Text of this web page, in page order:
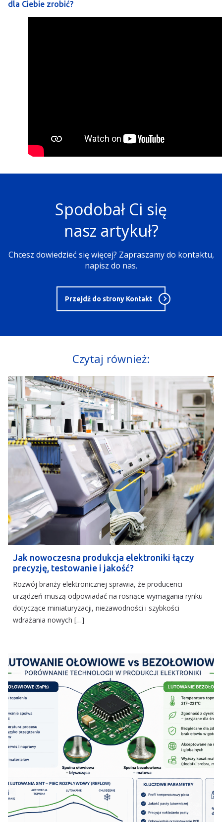
dla Ciebie zrobić?
Spodobał Ci się
nasz artykuł?
Chcesz dowiedzieć się więcej? Zapraszamy do kontaktu,
napisz do nas.
Przejdź do strony Kontakt
Czytaj również:
Jak nowoczesna produkcja elektroniki łączy
precyzję, testowanie i jakość?
Rozwój branży elektronicznej sprawia, że producenci
urządzeń muszą odpowiadać na rosnące wymagania rynku
dotyczące miniaturyzacji, niezawodności i szybkości
wdrażania nowych […]